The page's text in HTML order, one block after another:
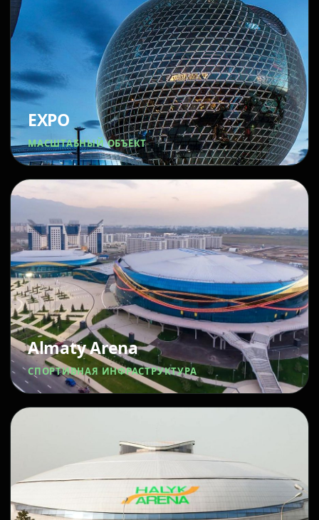
EXPO
МАСШТАБНЫЙ ОБЪЕКТ
Almaty Arena
СПОРТИВНАЯ ИНФРАСТРУКТУРА